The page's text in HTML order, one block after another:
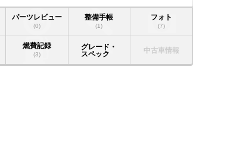
パーツレビュー
(0)
整備手帳
(1)
フォト
(7)
燃費記録
(3)
グレード・
スペック
中古車情報